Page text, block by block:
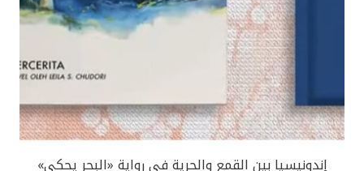
إندونيسيا بين القمع والحرية في رواية «البحر يحكي»